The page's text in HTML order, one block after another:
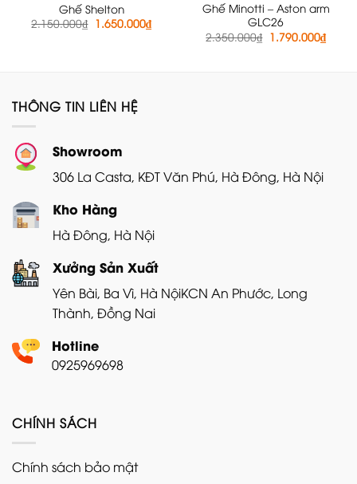
Ghế Shelton
2.150.000₫ Giá
gốc
1.650.000₫Giá
hiện
Ghế Minotti – Aston arm
GLC26
2.350.000₫ Giá
gốc
1.790.000₫Giá
hiện
THÔNG TIN LIÊN HỆ
Showroom
306 La Casta, KĐT Văn Phú, Hà Đông, Hà Nội
Kho Hàng
Hà Đông, Hà Nội
Xưởng Sản Xuất
Yên Bài, Ba Vì, Hà NộiKCN An Phước, Long
Thành, Đồng Nai
Hotline
0925969698
CHÍNH SÁCH
Chính sách bảo mật